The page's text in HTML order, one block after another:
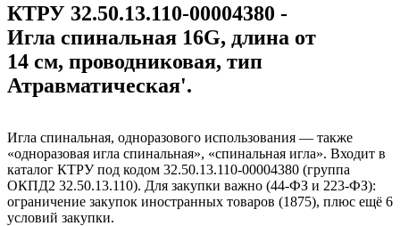
КТРУ 32.50.13.110-00004380 -
Игла спинальная 16G, длина от
14 см, проводниковая, тип
Атравматическая'.
Игла спинальная, одноразового использования — также
«одноразовая игла спинальная», «спинальная игла». Входит в
каталог КТРУ под кодом 32.50.13.110-00004380 (группа
ОКПД2 32.50.13.110). Для закупки важно (44-ФЗ и 223-ФЗ):
ограничение закупок иностранных товаров (1875), плюс ещё 6
условий закупки.